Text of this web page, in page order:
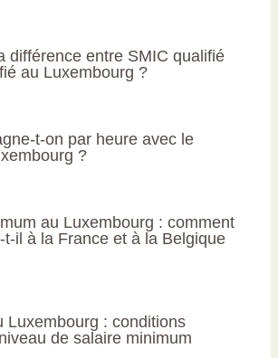
différence entre SMIC qualifié
au Luxembourg ?
t-on par heure avec le
?
au Luxembourg : comment
t-il à la France et à la Belgique
Luxembourg : conditions
de salaire minimum